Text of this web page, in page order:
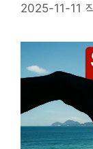
2025-11-11